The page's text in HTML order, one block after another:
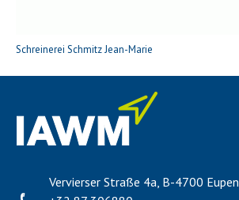
Schreinerei Schmitz Jean-Marie
Vervierser Straße 4a, B-4700 Eupen